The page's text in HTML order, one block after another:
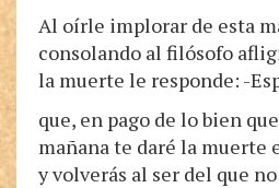
Al oírle implorar de esta
consolando al filósofo
la muerte le responde: -
que, en pago de lo bien
mañana te daré la muerte
y volverás al ser del que